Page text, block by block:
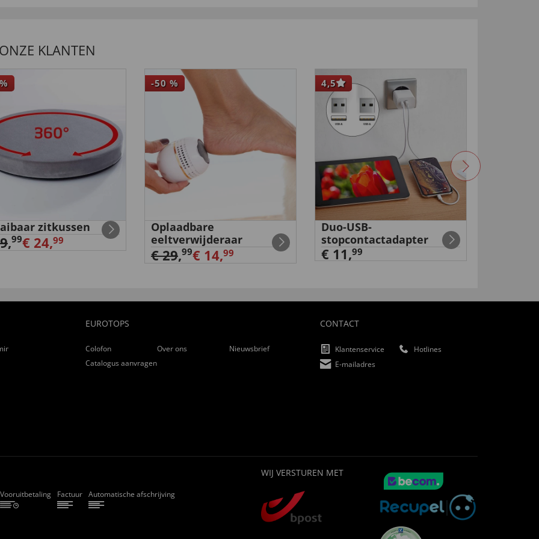
assez rapidement
KLANTEN
%
zitkussen
,99€ 24,99
-50 %
Oplaadbare
eeltverwijderaar
€ 29,99€ 14,99
4,5
Duo-USB-
stopcontactadapter
€ 11,99
EUROTOPS
Colofon Over ons
Nieuwsbrief
Catalogus aanvragen
CONTACT
Klantenservice
Hotlines
E-mailadres
Vooruitbetaling Factuur Automatische afschrijving
WIJ VERSTUREN MET